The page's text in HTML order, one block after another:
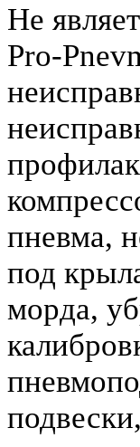
Не
Pro-
пневма,
под
морда,